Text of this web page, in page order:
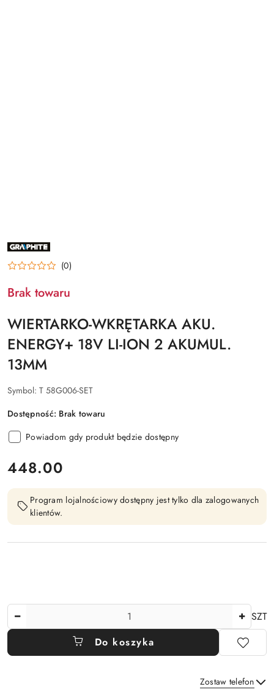
NAZWA
PRODUCENTA:
GRAPHITE (0)
Brak towaru
WIERTARKO-WKRĘTARKA AKU.
ENERGY+ 18V LI-ION 2 AKUMUL.
13MM
Symbol: T 58G006-SET
Dostępność: Brak towaru
Powiadom gdy produkt będzie dostępny
cena:
448.00
Program lojalnościowy dostępny jest tylko dla zalogowanych
klientów.
SZT
Do koszyka
Zostaw telefon